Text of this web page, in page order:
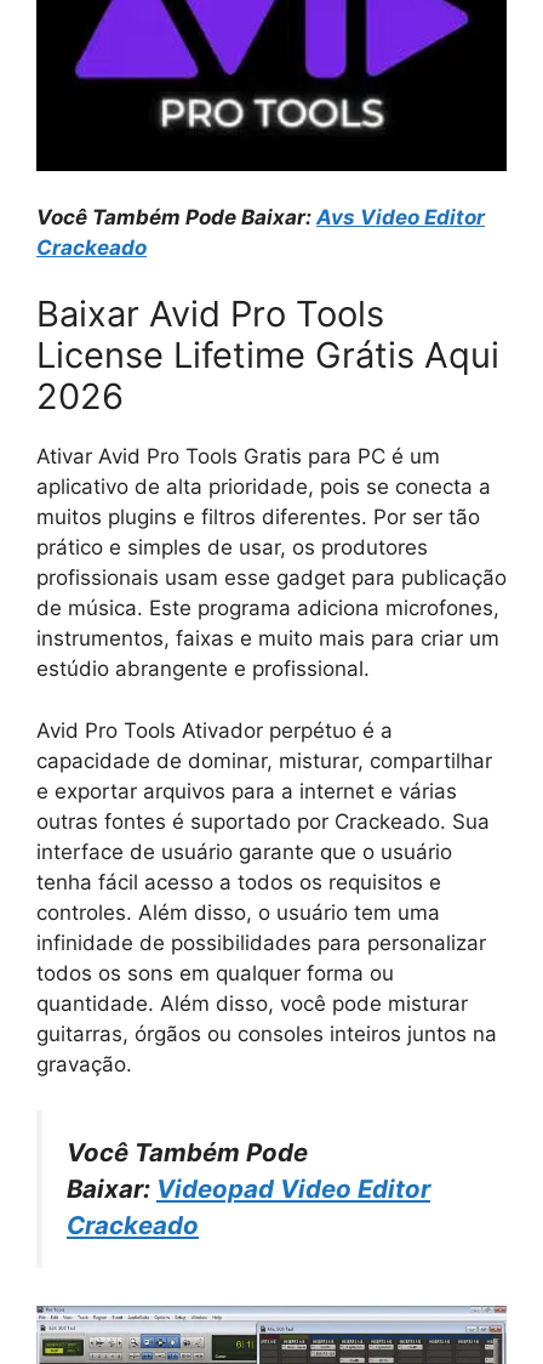
Você Também Pode Baixar: Avs Video Editor
Crackeado
Baixar Avid Pro Tools
License Lifetime Grátis Aqui
2026
Ativar Avid Pro Tools Gratis para PC é um
aplicativo de alta prioridade, pois se conecta a
muitos plugins e filtros diferentes. Por ser tão
prático e simples de usar, os produtores
profissionais usam esse gadget para publicação
de música. Este programa adiciona microfones,
instrumentos, faixas e muito mais para criar um
estúdio abrangente e profissional.
Avid Pro Tools Ativador perpétuo é a
capacidade de dominar, misturar, compartilhar
e exportar arquivos para a internet e várias
outras fontes é suportado por Crackeado. Sua
interface de usuário garante que o usuário
tenha fácil acesso a todos os requisitos e
controles. Além disso, o usuário tem uma
infinidade de possibilidades para personalizar
todos os sons em qualquer forma ou
quantidade. Além disso, você pode misturar
guitarras, órgãos ou consoles inteiros juntos na
gravação.
Você Também Pode
Baixar: Videopad Video Editor
Crackeado